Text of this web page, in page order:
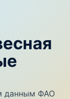
данным ФАО